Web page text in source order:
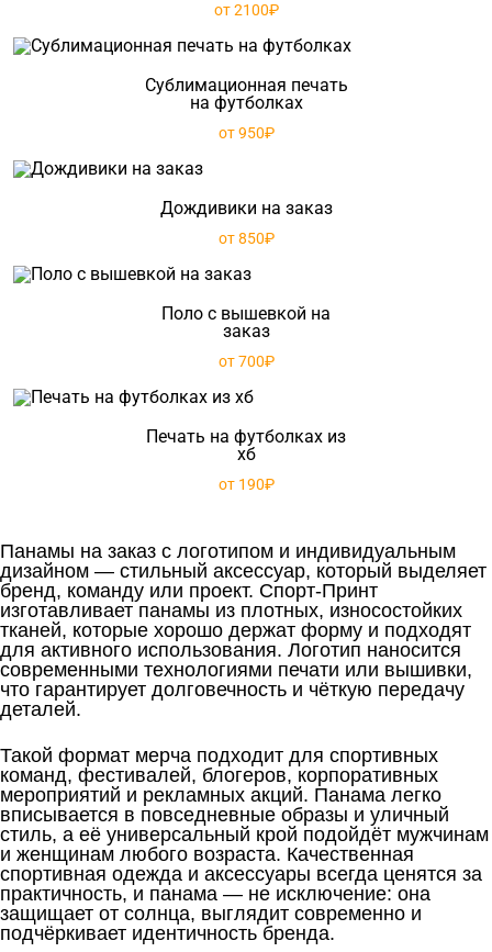
от 2100₽
Сублимационная печать
на футболках
от 950₽
Дождивики на заказ
от 850₽
Поло с вышевкой на
заказ
от 700₽
Печать на футболках из
хб
от 190₽
Панамы на заказ с логотипом и индивидуальным
дизайном — стильный аксессуар, который выделяет
бренд, команду или проект. Спорт-Принт
изготавливает панамы из плотных, износостойких
тканей, которые хорошо держат форму и подходят
для активного использования. Логотип наносится
современными технологиями печати или вышивки,
что гарантирует долговечность и чёткую передачу
деталей.
Такой формат мерча подходит для спортивных
команд, фестивалей, блогеров, корпоративных
мероприятий и рекламных акций. Панама легко
вписывается в повседневные образы и уличный
стиль, а её универсальный крой подойдёт мужчинам
и женщинам любого возраста. Качественная
спортивная одежда и аксессуары всегда ценятся за
практичность, и панама — не исключение: она
защищает от солнца, выглядит современно и
подчёркивает идентичность бренда.